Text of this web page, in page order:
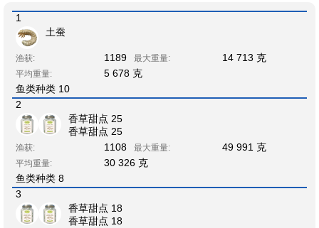
1
土蚕
渔获: 1189 最大重量: 14 713 克
平均重量:
5 678 克
鱼类种类 10
2
香草甜点 25
香草甜点 25
渔获: 1108 最大重量: 49 991 克
平均重量:
30 326 克
鱼类种类 8
3
香草甜点 18
香草甜点 18